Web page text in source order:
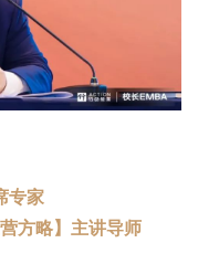
专家
方略】主讲导师